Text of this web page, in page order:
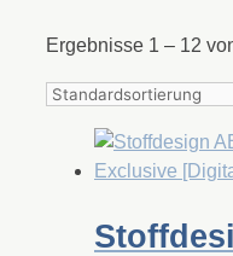
Ergebnisse 1 – 12